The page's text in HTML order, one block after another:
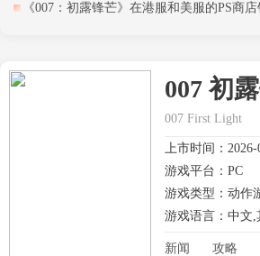
《007：初露锋芒》在港服和美服的PS商店
007 初
007 First Light
上市时间：2026-
游戏平台：PC
游戏类型：动作
游戏语言：中文,
新闻 攻略